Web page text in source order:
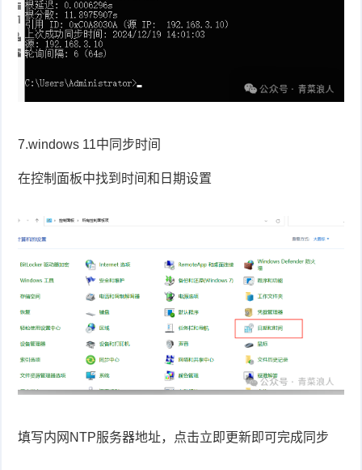
7.windows 11中同步时间
在控制面板中找到时间和日期设置
填写内网NTP服务器地址，点击立即更新即可完成同步